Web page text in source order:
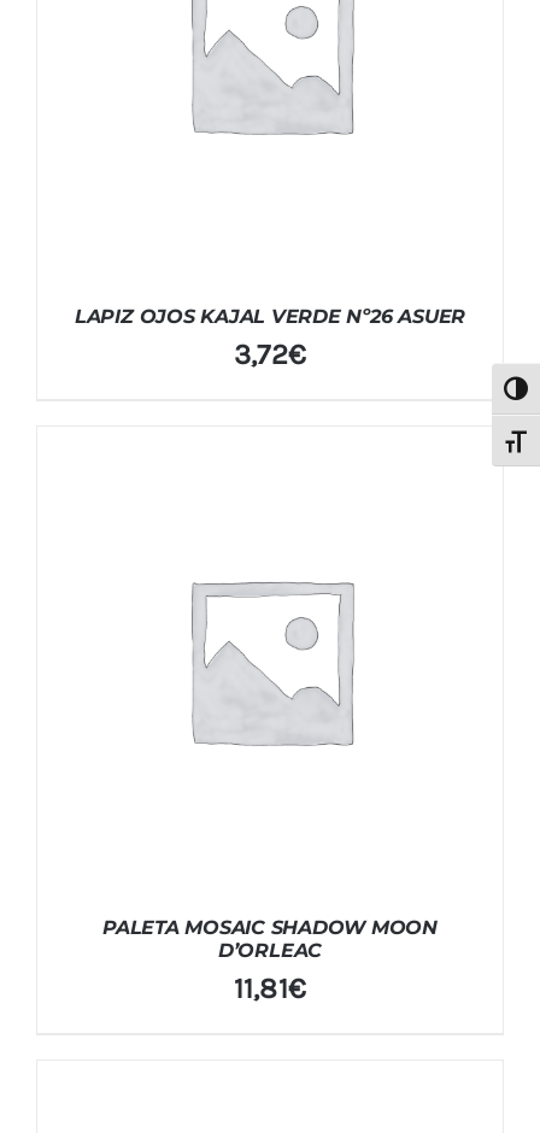
LAPIZ OJOS KAJAL VERDE Nº26 ASUER
3,72€
PALETA MOSAIC SHADOW MOON
D’ORLEAC
11,81€